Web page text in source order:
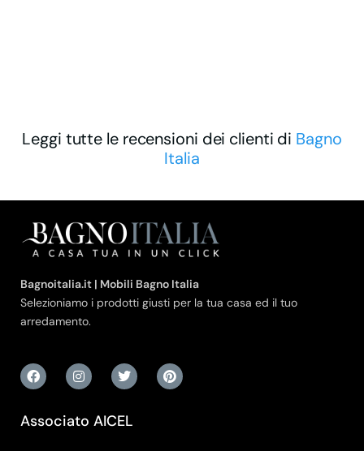
Leggi tutte le recensioni dei clienti di Bagno
Italia
Bagnoitalia.it | Mobili Bagno Italia
Selezioniamo i prodotti giusti per la tua casa ed il tuo
arredamento.
Associato AICEL